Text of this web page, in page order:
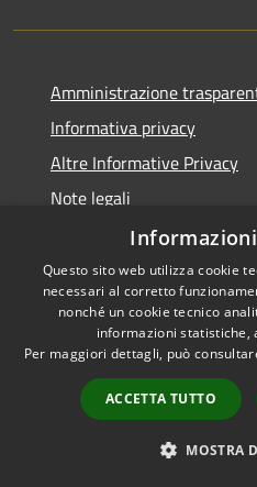
Amministrazione
Informativa privacy
Altre Informative Privacy
Note legali
Dichiarazione di accessibilità
RSS
Accessibilità
Questo sito web utilizza cookie
necessari al corretto
nonché un cookie tecnico
informazioni statistiche,
Per maggiori dettagli, può
ACCETTA TUTTO
MOSTRA